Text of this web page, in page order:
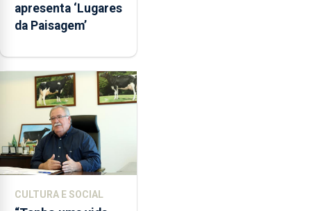
apresenta ‘Lugares
da Paisagem’
CULTURA E SOCIAL